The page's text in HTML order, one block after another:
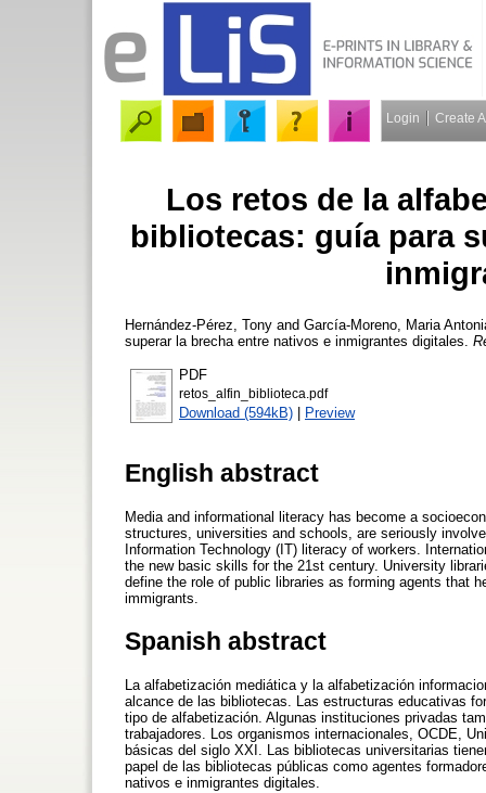
Login Create
Los retos de la
bibliotecas: guía para
Hernández-Pérez, Tony and García-Moreno, Maria
superar la brecha entre nativos e inmigrantes digitales.
PDF
retos_alfin_biblioteca.pdf
Download (594kB) | Preview
English abstract
Media and informational literacy has become a
structures, universities and schools, are seriously
Information Technology (IT) literacy of workers.
the new basic skills for the 21st century. University
define the role of public libraries as forming agents that
immigrants.
Spanish abstract
La alfabetización mediática y la alfabetización
alcance de las bibliotecas. Las estructuras educativas
tipo de alfabetización. Algunas instituciones privadas
trabajadores. Los organismos internacionales, OCDE,
básicas del siglo XXI. Las bibliotecas universitarias
papel de las bibliotecas públicas como agentes
nativos e inmigrantes digitales.